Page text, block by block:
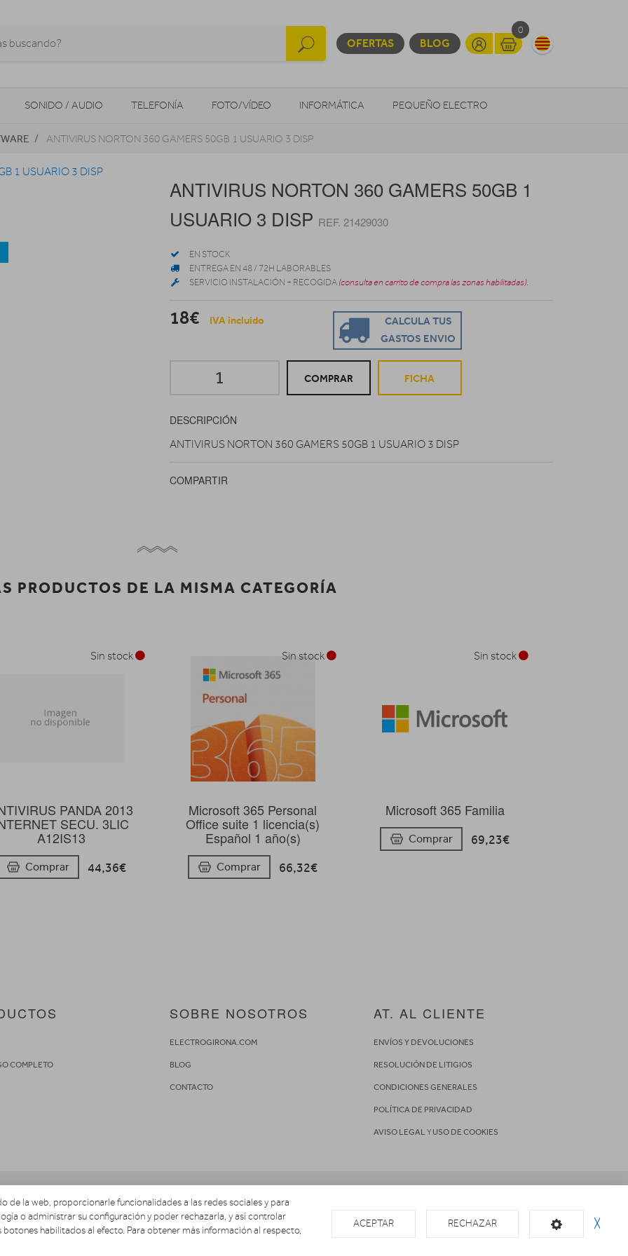
OFERTAS BLOG
0
SONIDO / AUDIO TELEFONÍA FOTO/VÍDEO INFORMÁTICA PEQUEÑO ELECTRO
MOVILIDAD URBANA NAVEGADORES GPS CONSOLAS
ANTIVIRUS NORTON 360 GAMERS 50GB 1 USUARIO 3 DISP
ANTIVIRUS NORTON 360 GAMERS 50GB 1
USUARIO 3 DISP REF. 21429030
EN STOCK
ENTREGA EN 48 / 72H LABORABLES
SERVICIO INSTALACIÓN + RECOGIDA (consulta en carrito de compra las zonas habilitadas).
18€ IVA incluido
CALCULA TUS
GASTOS ENVIO
COMPRAR FICHA
DESCRIPCIÓN
ANTIVIRUS NORTON 360 GAMERS 50GB 1 USUARIO 3 DISP
COMPARTIR
PRODUCTOS DE LA MISMA CATEGORÍA
PANDA 2013
SECU. 3LIC
A12IS13
Comprar 44,36€
Sin stock
Microsoft 365 Personal
Office suite 1 licencia(s)
Español 1 año(s)
Comprar 66,32€
Sin stock
Microsoft 365 Familia
Comprar 69,23€
Sin stock
COMPLETO
SOBRE NOSOTROS
ELECTROGIRONA.COM
BLOG
CONTACTO
AT. AL CLIENTE
ENVÍOS Y DEVOLUCIONES
RESOLUCIÓN DE LITIGIOS
CONDICIONES GENERALES
POLÍTICA DE PRIVACIDAD
AVISO LEGALY USO DE COOKIES
Copyright 2026. ELECTROGIRONA.COM
la web, proporcionarle funcionalidades a las redes sociales y para
o administrar su configuración y poder rechazarla, y así controlar
habilitados al efecto. Para obtener más información al respecto,
ACEPTAR RECHAZAR ╳